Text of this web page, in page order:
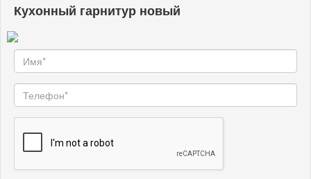
Кухонный гарнитур новый